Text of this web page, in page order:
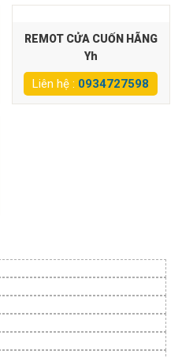
REMOT CỬA CUỐN HÃNG
Yh
Liên hệ : 0934727598